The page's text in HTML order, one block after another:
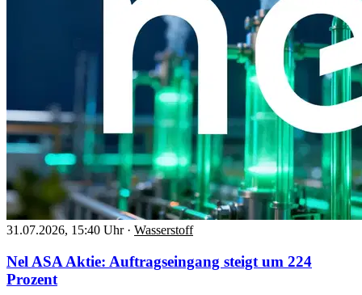
31.07.2026, 15:40 Uhr · Wasserstoff
Nel ASA Aktie: Auftragseingang steigt um 224
Prozent